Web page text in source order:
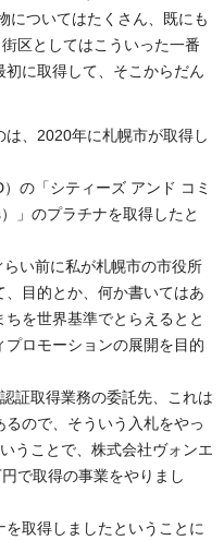
についてはたくさん、既にも
区としてはこういった一番
に取得して、そこからだん
は、2020年に札幌市が取得し
の「シティーズ アンド コミ
」のプラチナを取得したと
い前に私が札幌市の市役所
目的とか、何か書いてはあ
を世界基準でとらえるとと
ロモーションの展開を目的
証取得業務の委託先、これは
ので、そういう入札をやっ
うことで、株式会社ヴォンエ
で取得の事業をやりまし
取得しましたということに